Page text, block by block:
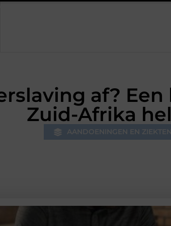
af?
Zuid-Afrika
AANDOENINGEN EN ZIEKTEN